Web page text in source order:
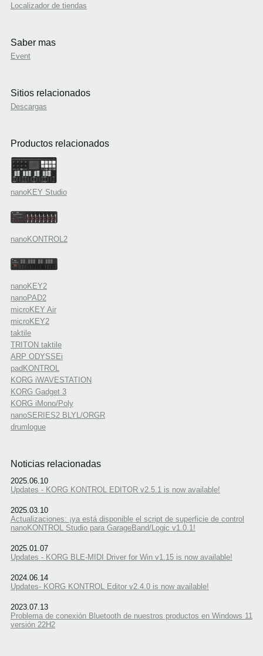
Localizador de tiendas
Saber mas
Event
Sitios relacionados
Descargas
Productos relacionados
nanoKEY Studio
nanoKONTROL2
nanoKEY2
nanoPAD2
microKEY Air
microKEY2
taktile
TRITON taktile
ARP ODYSSEi
padKONTROL
KORG iWAVESTATION
KORG Gadget 3
KORG iMono/Poly
nanoSERIES2 BLYL/ORGR
drumlogue
Noticias relacionadas
2025.06.10
Updates - KORG KONTROL EDITOR v2.5.1 is now available!
2025.03.10
Actualizaciones: ¡ya está disponible el script de superficie de control
nanoKONTROL Studio para GarageBand/Logic v1.0.1!
2025.01.07
Updates - KORG BLE-MIDI Driver for Win v1.15 is now available!
2024.06.14
Updates- KORG KONTROL Editor v2.4.0 is now available!
2023.07.13
Problema de conexión Bluetooth de nuestros productos en Windows 11
versión 22H2